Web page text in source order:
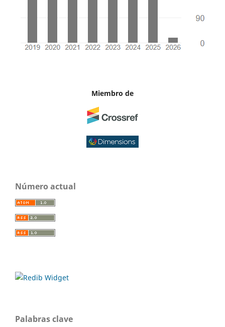
Miembro de
Número actual
Palabras clave